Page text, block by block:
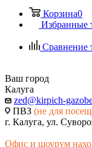
Корзина0
Избранные
Сравнение
Ваш город
Калуга
zed@kirpich-
ПВЗ (не для
г. Калуга, ул.
Офис и шоурум